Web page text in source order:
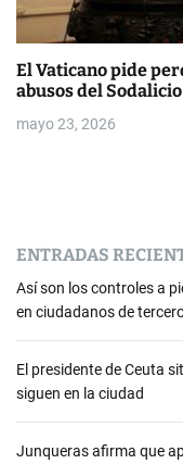
El Vaticano pide
abusos del Sodalicio
mayo 23, 2026
ENTRADAS
Así son los controles a
en ciudadanos de
El presidente de Ceuta
siguen en la ciudad
Junqueras afirma que